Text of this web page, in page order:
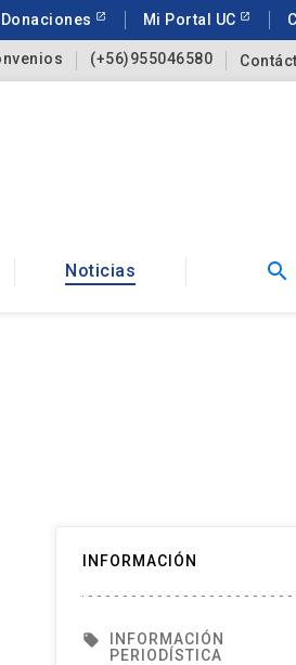
Donaciones Mi Portal UC
(+56)955046580
Noticias search
INFORMACIÓN
local_offer
INFORMACIÓN
PERIODÍSTICA